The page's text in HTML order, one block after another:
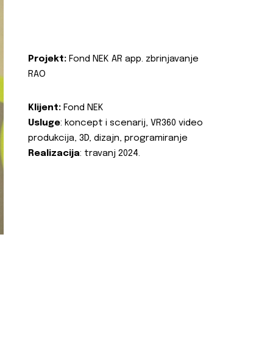
Projekt: Fond NEK AR app. zbrinjavanje
RAO
Klijent: Fond NEK
Usluge: koncept i scenarij, VR360 video
produkcija, 3D, dizajn, programiranje
Realizacija: travanj 2024.